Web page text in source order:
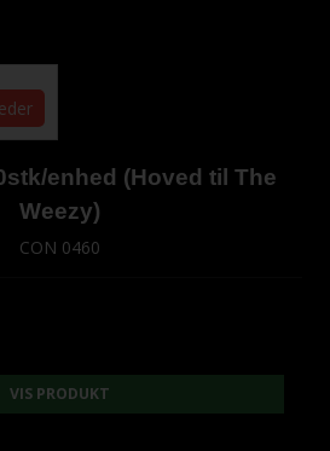
enhed (Hoved til The
Weezy)
CON 0460
VIS PRODUKT